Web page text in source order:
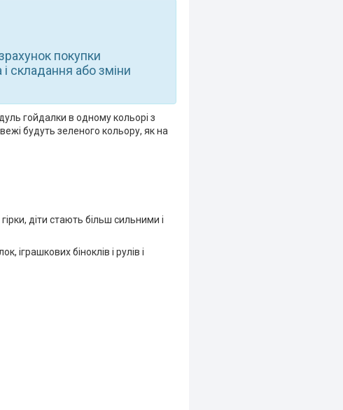
покупки
складання або зміни
гойдалки в одному кольорі з
будуть зеленого кольору, як на
діти стають більш сильними і
іграшкових біноклів і рулів і